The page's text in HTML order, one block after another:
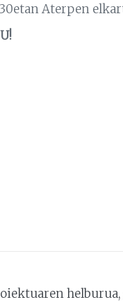
Aterpen